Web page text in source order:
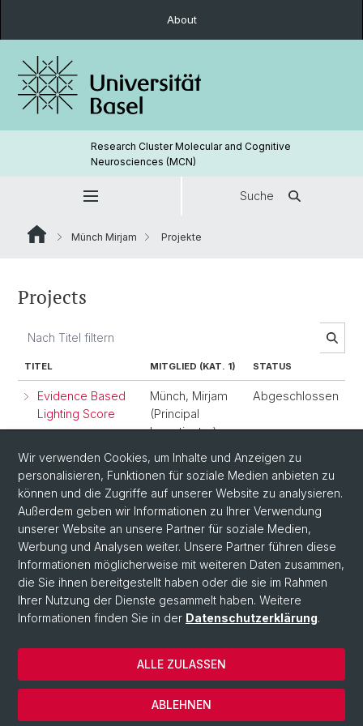
About
Research Cluster Molecular and Cognitive
Neurosciences (MCN)
Suche
Münch Mirjam Projekte
Projects
TITEL MITGLIED (KAT. 1) STATUS
Evidence Based
Lighting Score
Münch, Mirjam
(Principal
Investigator)
Abgeschlossen
integrative Human
Circadian Daylight
Platform (iHCDP)
Cajochen,
Christian
(Principal
Investigator)
Abgeschlossen
Wir verwenden Cookies, um Inhalte und Anzeigen zu
personalisieren, Funktionen für soziale Medien anbieten zu
können und die Zugriffe auf unserer Website zu analysieren.
Außerdem geben wir Informationen zu Ihrer Verwendung
unserer Website an unsere Partner für soziale Medien,
Werbung und Analysen weiter. Unsere Partner führen diese
Informationen möglicherweise mit weiteren Daten zusammen,
die Sie ihnen bereitgestellt haben oder die sie im Rahmen
Ihrer Nutzung der Dienste gesammelt haben. Weitere
Informationen finden Sie in der Datenschutzerklärung.
ABLEHNEN
ALLE ZULASSEN